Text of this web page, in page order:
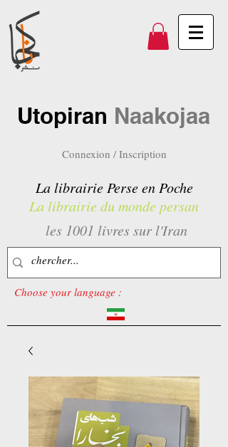
Utopiran Naakojaa
Connexion / Inscription
La librairie Perse en Poche
La librairie du monde persan
les 1001 livres sur l'Iran
Choose your language :